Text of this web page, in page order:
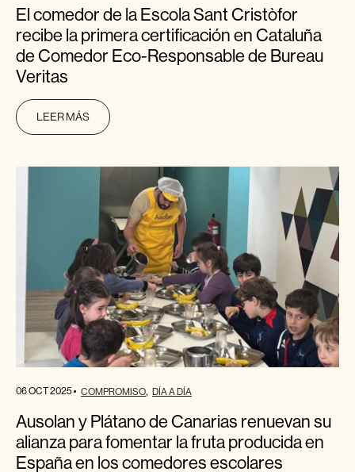
El comedor de la Escola Sant Cristòfor
recibe la primera certificación en Cataluña
de Comedor Eco-Responsable de Bureau
Veritas
LEER MÁS
06 OCT 2025 COMPROMISO DÍA A DÍA
Ausolan y Plátano de Canarias renuevan su
alianza para fomentar la fruta producida en
España en los comedores escolares